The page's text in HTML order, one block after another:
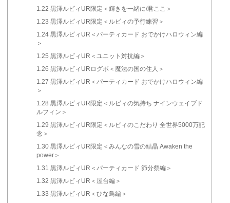
1.22 黒澤ルビィUR限定＜輝きを一緒に/君ここ＞
1.23 黒澤ルビィUR限定＜ルビィの予行練習＞
1.24黒澤ルビィUR＜パーティカード おでかけハロウィン編
＞
1.25 黒澤ルビィUR＜ユニット対抗編＞
1.26 黒澤ルビィURログボ＜魔法の国の住人＞
1.27 黒澤ルビィUR＜パーティカード おでかけハロウィン編
＞
1.28 黒澤ルビィUR限定＜ルビィの気持ち ナインウェイブド
ルフィン＞
1.29 黒澤ルビィUR限定＜ルビィのこだわり 全世界5000万記
念＞
1.30黒澤ルビィUR限定＜みんなの雪の結晶 Awaken the
power＞
1.31 黒澤ルビィUR＜パーティカード 節分祭編＞
1.32 黒澤ルビィUR＜屋台編＞
1.33 黒澤ルビィUR＜ひな鳥編＞